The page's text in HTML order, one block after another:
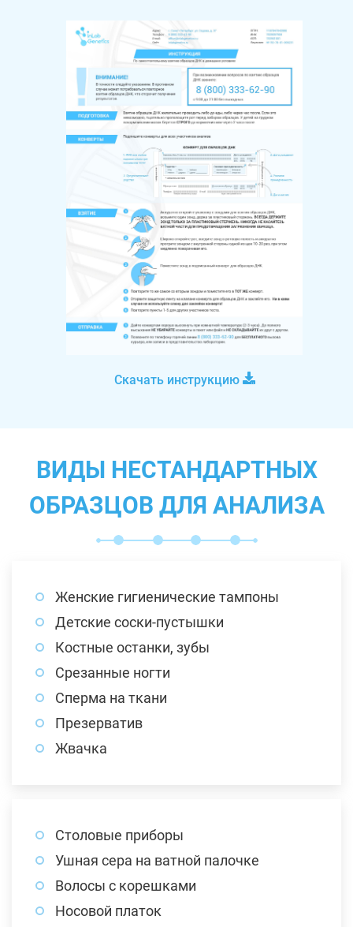
Скачать инструкцию
ВИДЫ НЕСТАНДАРТНЫХ
ОБРАЗЦОВ ДЛЯ АНАЛИЗА
Женские гигиенические тампоны
Детские соски-пустышки
Костные останки, зубы
Срезанные ногти
Сперма на ткани
Презерватив
Жвачка
Столовые приборы
Ушная сера на ватной палочке
Волосы с корешками
Носовой платок